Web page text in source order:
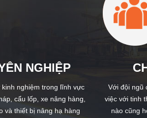
NGHIỆP
nghiệm trong lĩnh vực
cẩu lốp, xe nâng hàng,
và thiết bị nâng hạ hàng
Với đội ngũ
việc với tinh
nào cũng